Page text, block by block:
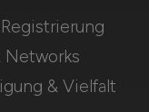
Networks
& Vielfalt